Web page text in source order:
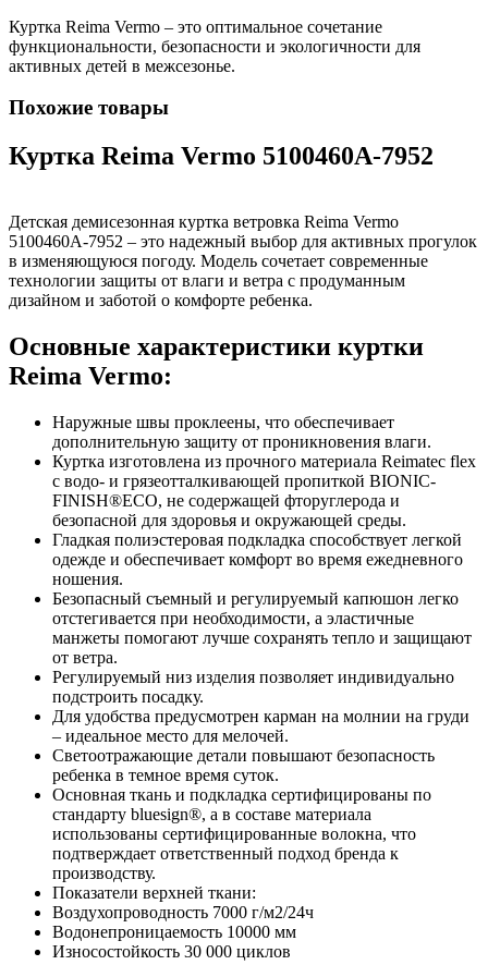
Куртка Reima Vermo – это оптимальное сочетание
функциональности, безопасности и экологичности для
активных детей в межсезонье.
Похожие товары
Куртка Reima Vermo 5100460A-7952
Детская демисезонная куртка ветровка Reima Vermo
5100460A-7952 – это надежный выбор для активных прогулок
в изменяющуюся погоду. Модель сочетает современные
технологии защиты от влаги и ветра с продуманным
дизайном и заботой о комфорте ребенка.
Основные характеристики куртки
Reima Vermo:
Наружные швы проклеены, что обеспечивает
дополнительную защиту от проникновения влаги.
Куртка изготовлена ​​из прочного материала Reimatec flex
с водо- и грязеотталкивающей пропиткой BIONIC-
FINISH®ECO, не содержащей фторуглерода и
безопасной для здоровья и окружающей среды.
Гладкая полиэстеровая подкладка способствует легкой
одежде и обеспечивает комфорт во время ежедневного
ношения.
Безопасный съемный и регулируемый капюшон легко
отстегивается при необходимости, а эластичные
манжеты помогают лучше сохранять тепло и защищают
от ветра.
Регулируемый низ изделия позволяет индивидуально
подстроить посадку.
Для удобства предусмотрен карман на молнии на груди
– идеальное место для мелочей.
Светоотражающие детали повышают безопасность
ребенка в темное время суток.
Основная ткань и подкладка сертифицированы по
стандарту bluesign®, а в составе материала
использованы сертифицированные волокна, что
подтверждает ответственный подход бренда к
производству.
Показатели верхней ткани:
Воздухопроводность 7000 г/м2/24ч
Водонепроницаемость 10000 мм
Износостойкость 30 000 циклов